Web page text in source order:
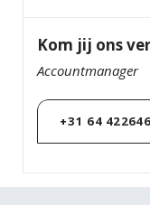
Kom jij ons
Accountmanager
+31 64